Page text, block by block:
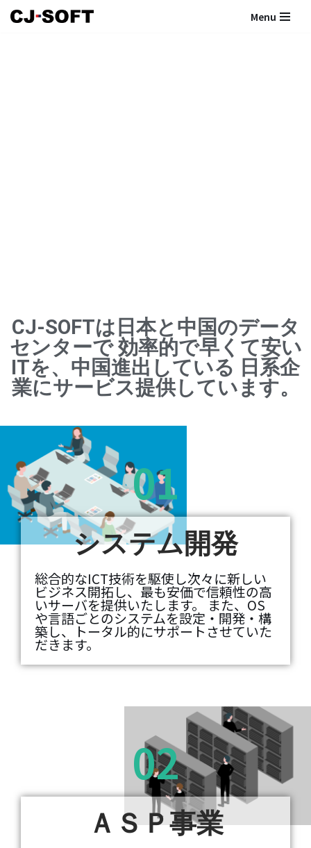
Menu
CJ-SOFTは日本と中国のデータ
センターで 効率的で早くて安い
ITを、中国進出している 日系企
業にサービス提供しています。
01
システム開発
総合的なICT技術を駆使し次々に新しい
ビジネス開拓し、最も安価で信頼性の高
いサーバを提供いたします。 また、OS
や言語ごとのシステムを設定・開発・構
築し、トータル的にサポートさせていた
だきます。
02
ＡＳＰ事業